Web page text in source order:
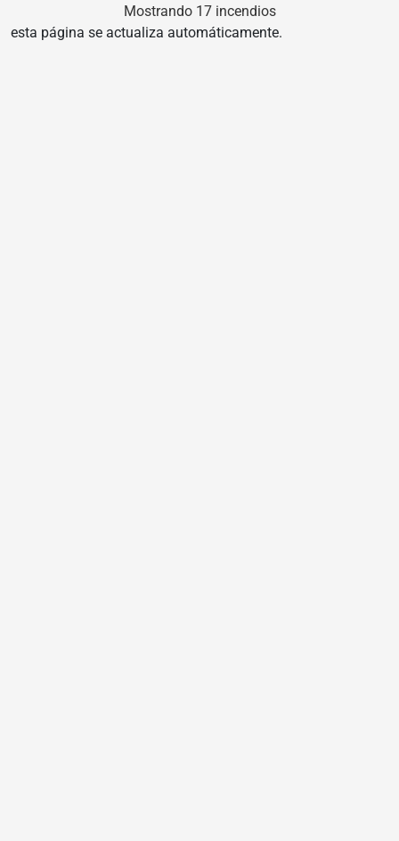
Mostrando 17 incendios
esta página se actualiza automáticamente.